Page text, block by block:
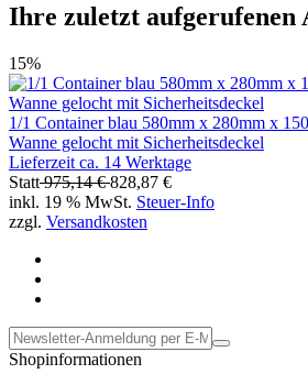
Ihre zuletzt aufgerufenen
15%
1/1 Container blau 580mm x 280mm x
Wanne gelocht mit Sicherheitsdeckel
Lieferzeit ca. 14 Werktage
Statt975,14 €828,87 €
inkl. 19 % MwSt. Steuer-Info
zzgl. Versandkosten
Shopinformationen